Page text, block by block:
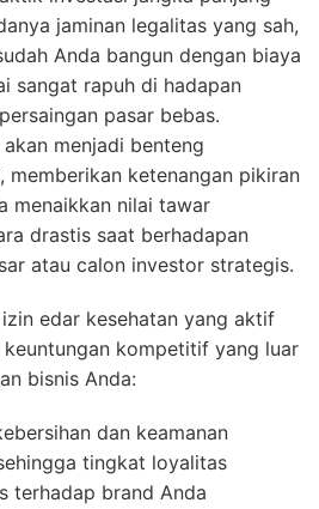
jaminan legalitas yang sah,
Anda bangun dengan biaya
sangat rapuh di hadapan
pasar bebas.
menjadi benteng
memberikan ketenangan pikiran
menaikkan nilai tawar
drastis saat berhadapan
atau calon investor strategis.
edar kesehatan yang aktif
kompetitif yang luar
bisnis Anda:
dan keamanan
tingkat loyalitas
terhadap brand Anda